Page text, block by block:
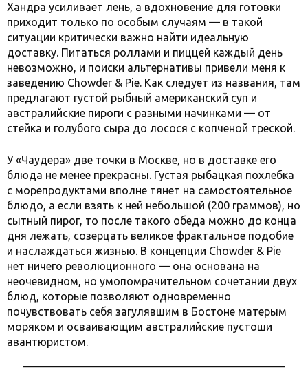
Хандра усиливает лень, а вдохновение для готовки
приходит только по особым случаям — в такой
ситуации критически важно найти идеальную
доставку. Питаться роллами и пиццей каждый день
невозможно, и поиски альтернативы привели меня к
заведению Chowder & Pie. Как следует из названия, там
предлагают густой рыбный американский суп и
австралийские пироги с разными начинками — от
стейка и голубого сыра до лосося с копченой треской.
У «Чаудера» две точки в Москве, но в доставке его
блюда не менее прекрасны. Густая рыбацкая похлебка
с морепродуктами вполне тянет на самостоятельное
блюдо, а если взять к ней небольшой (200 граммов), но
сытный пирог, то после такого обеда можно до конца
дня лежать, созерцать великое фрактальное подобие
и наслаждаться жизнью. В концепции Chowder & Pie
нет ничего революционного — она основана на
неочевидном, но умопомрачительном сочетании двух
блюд, которые позволяют одновременно
почувствовать себя загулявшим в Бостоне матерым
моряком и осваивающим австралийские пустоши
авантюристом.